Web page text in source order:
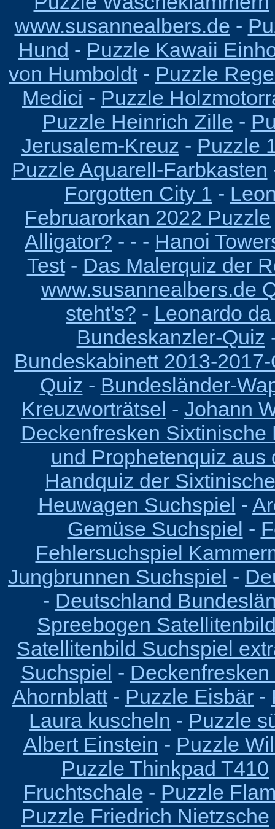
www.susannealbers.de -
Hund - Puzzle Kawaii
von Humboldt- Puzzle
Medici - Puzzle
Puzzle Heinrich Zille -
Jerusalem-Kreuz - Puzzle
Puzzle Aquarell-Farbkasten
Forgotten City 1 -
Februarorkan 2022 Puzzle
Alligator? - - - Hanoi
Test- Das Malerquiz der
www.susannealbers.de
steht's? - Leonardo
Bundeskanzler-Quiz
Bundeskabinett 2013-
Quiz - Bundesländer-
Kreuzworträtsel - Johann
Deckenfresken
und Prophetenquiz
Handquiz der
Heuwagen Suchspiel -
Gemüse Suchspiel -
Fehlersuchspiel
Jungbrunnen Suchspiel -
- Deutschland
Spreebogen
Satellitenbild Suchspiel
Suchspiel -
Ahornblatt- Puzzle Eisbär -
Laura kuscheln - Puzzle
Albert Einstein - Puzzle
Puzzle Thinkpad T410
Fruchtschale - Puzzle
Puzzle Friedrich Nietzsche